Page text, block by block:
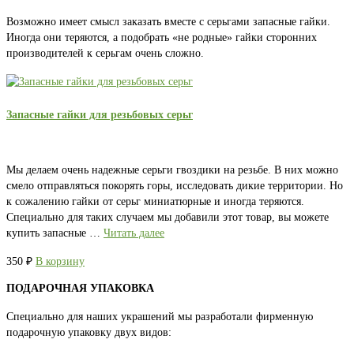
Возможно имеет смысл заказать вместе с серьгами запасные гайки.
Иногда они теряются, а подобрать «не родные» гайки сторонних
производителей к серьгам очень сложно.
Запасные гайки для резьбовых серьг
Мы делаем очень надежные серьги гвоздики на резьбе. В них можно
смело отправляться покорять горы, исследовать дикие территории. Но
к сожалению гайки от серьг миниатюрные и иногда теряются.
Специально для таких случаем мы добавили этот товар, вы можете
купить запасные … Читать далее
350 ₽ В корзину
ПОДАРОЧНАЯ УПАКОВКА
Специально для наших украшений мы разработали фирменную
подарочную упаковку двух видов: